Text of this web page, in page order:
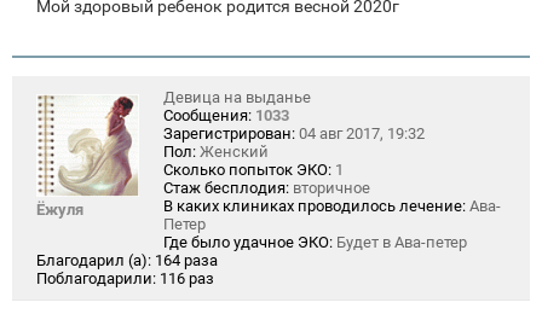
Мой здоровый ребенок родится весной 2020г
Ёжуля
Девица на выданье
Сообщения: 1033
Зарегистрирован: 04 авг 2017, 19:32
Пол: Женский
Сколько попыток ЭКО: 1
Стаж бесплодия: вторичное
В каких клиниках проводилось лечение: Ава-
Петер
Где было удачное ЭКО: Будет в Ава-петер
Благодарил (а): 164 раза
Поблагодарили: 116 раз